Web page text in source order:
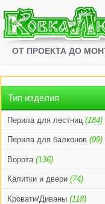
ОТ ПРОЕКТА ДО
Тип изделия
Перила для лестниц (184)
Перила для балконов (99)
Ворота (136)
Калитки и двери (74)
Кровати/Диваны (118)